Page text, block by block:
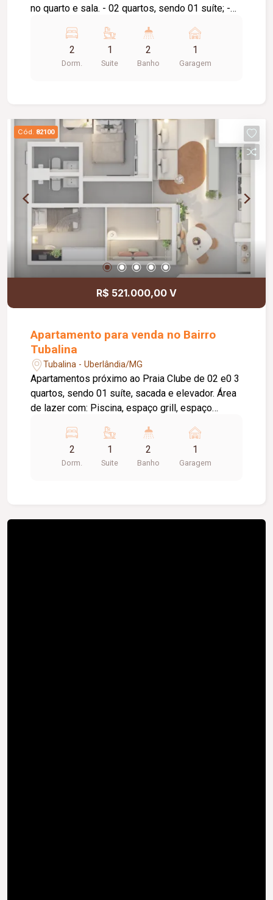
no quarto e sala. - 02 quartos, sendo 01 suíte; -
e quartos com sanca em gesso; - Garagem
coberta para um carro; - iluminação diferenciada; -
Apartamento no 1° andar, sem elevador.
2
Dorm.
1
Suite
2
Banho
1
Garagem
Cód. 82100
R$ 521.000,00 V
Apartamento para venda no Bairro
Tubalina
Tubalina - Uberlândia/MG
Apartamentos próximo ao Praia Clube de 02 e0 3
quartos, sendo 01 suíte, sacada e elevador. Área
de lazer com: Piscina, espaço grill, espaço
coworking, academia, espaço cave, grabe & go
market. Entrega prevista para Dezembro/2026.
2
Dorm.
1
Suite
2
Banho
1
Garagem